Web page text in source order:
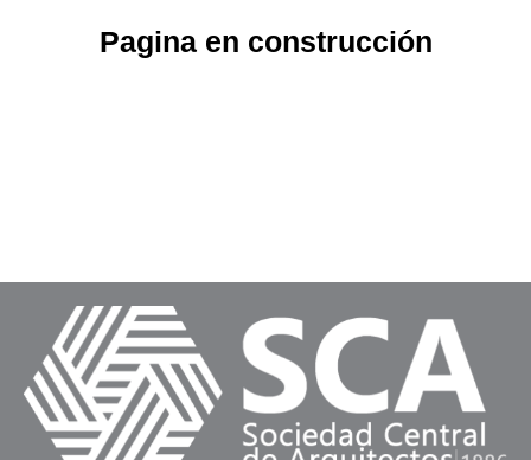
Pagina en construcción